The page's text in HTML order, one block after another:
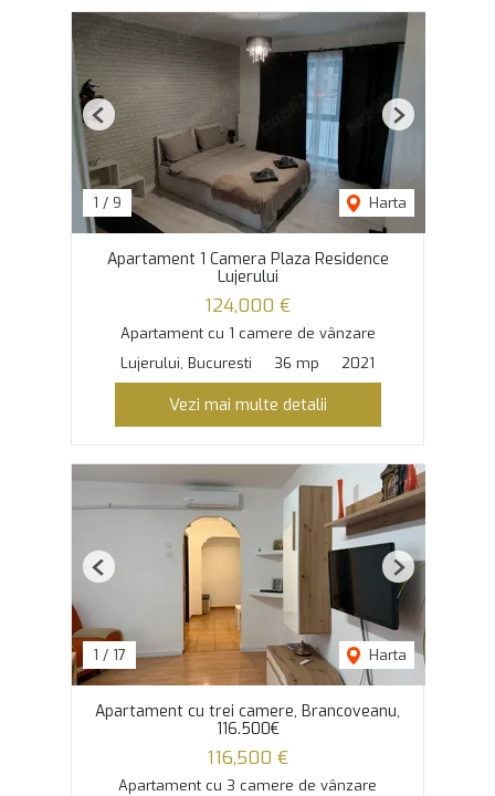
1 / 9 Harta
Previous Next
Apartament 1 Camera Plaza Residence
Lujerului
124,000 €
Apartament cu 1 camere de vânzare
Lujerului, Bucuresti
36 mp 2021
Vezi mai multe detalii
1 / 17 Harta
Previous Next
Apartament cu trei camere, Brancoveanu,
116.500€
116,500 €
Apartament cu 3 camere de vânzare